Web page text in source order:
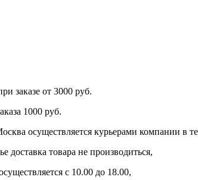
заказе от 3000 руб.
1000 руб.
осуществляется курьерами компании в
доставка товара не производиться,
с 10.00 до 18.00,